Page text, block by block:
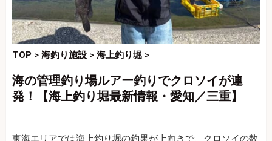
TOP > 海釣り施設 > 海上釣り堀 >
海の管理釣り場ルアー釣りでクロソイが連
発！【海上釣り堀最新情報・愛知／三重】
東海エリアでは海上釣り堀の釣果が上向きで、クロソイの数